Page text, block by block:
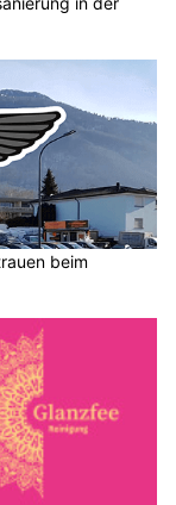
beim